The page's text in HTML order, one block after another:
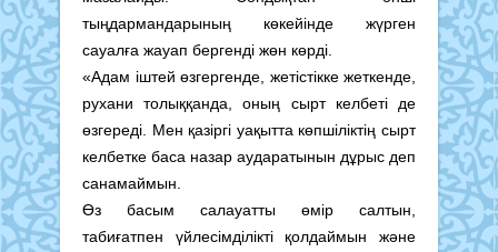
тыңдармандарының көкейінде жүрген
сауалға жауап бергенді жөн көрді.
«Адам іштей өзгергенде, жетістікке жеткенде,
рухани толыққанда, оның сырт келбеті де
өзгереді. Мен қазіргі уақытта көпшіліктің сырт
келбетке баса назар аударатынын дұрыс деп
санамаймын.
Өз басым салауатты өмір салтын,
табиғатпен үйлесімділікті қолдаймын және